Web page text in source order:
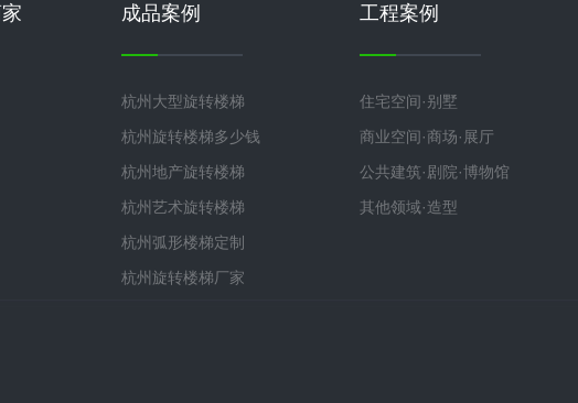
成品案例
杭州大型旋转楼梯
杭州旋转楼梯多少钱
杭州地产旋转楼梯
杭州艺术旋转楼梯
杭州弧形楼梯定制
杭州旋转楼梯厂家
工程案例
住宅空间·别墅
商业空间·商场·展厅
公共建筑·剧院·博物馆
其他领域·造型